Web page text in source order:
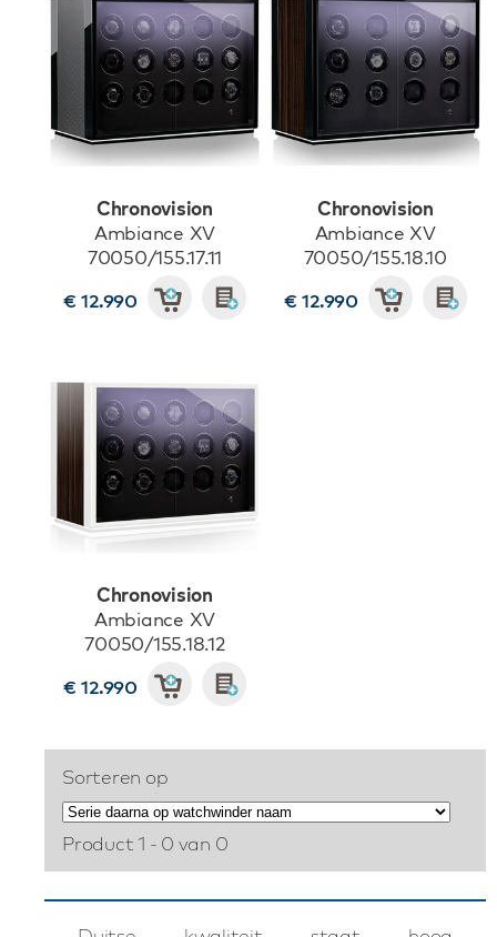
Chronovision
Ambiance XV
70050/155.17.11
€ 12.990
Chronovision
Ambiance XV
70050/155.18.10
€ 12.990
Chronovision
Ambiance XV
70050/155.18.12
€ 12.990
Sorteren op
Product 1 - 0 van 0